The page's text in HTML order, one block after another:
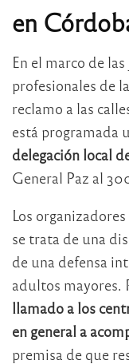
en
En el marco de
profesionales de
reclamo a las
está programada
delegación local
General Paz al
Los
se trata de una
de una defensa
adultos mayores.
llamado a los
en general a
premisa de que